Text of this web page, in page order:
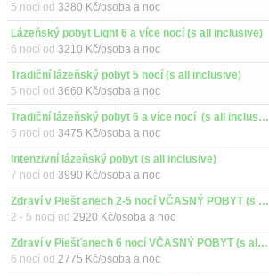
5 nocí od 3380 Kč/osoba a noc
Lázeňský pobyt Light 6 a více nocí (s all inclusive)
6 nocí od 3210 Kč/osoba a noc
Tradiční lázeňský pobyt 5 nocí (s all inclusive)
5 nocí od 3660 Kč/osoba a noc
Tradiční lázeňský pobyt 6 a více nocí  (s all inclusive)
6 nocí od 3475 Kč/osoba a noc
Intenzivní lázeňský pobyt (s all inclusive)
7 nocí od 3990 Kč/osoba a noc
Zdraví v Piešťanech 2-5 nocí VČASNÝ POBYT (s all inclusive)
2 - 5 nocí od 2920 Kč/osoba a noc
Zdraví v Piešťanech 6 nocí VČASNÝ POBYT (s all inclusive)
6 nocí od 2775 Kč/osoba a noc